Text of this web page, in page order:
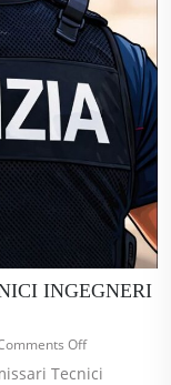
INGEGNERI
Off
Tecnici